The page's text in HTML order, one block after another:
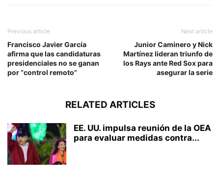
Previous article
Francisco Javier García
afirma que las candidaturas
presidenciales no se ganan
por “control remoto”
Next article
Junior Caminero y Nick
Martínez lideran triunfo de
los Rays ante Red Sox para
asegurar la serie
RELATED ARTICLES
EE. UU. impulsa reunión de la OEA
para evaluar medidas contra...